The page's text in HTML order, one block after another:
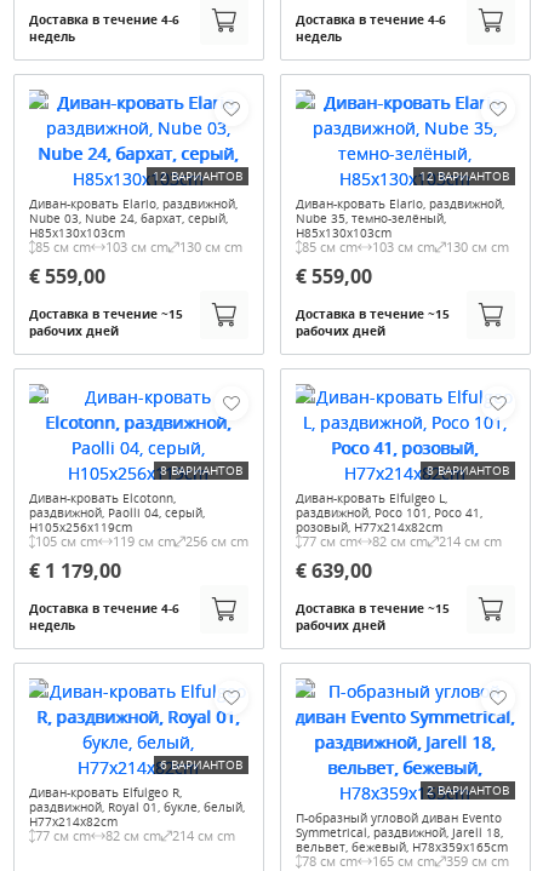
Доставка в течение 4-6
недель
Доставка в течение 4-6
недель
Диван-кровать Elario, раздвижной,
Nube 03, Nube 24, бархат, серый,
H85x130x103cm
85 см cm 103 см cm 130 см cm
€ 559,00
Доставка в течение ~15
рабочих дней
12 ВАРИАНТОВ
Диван-кровать Elario, раздвижной,
Nube 35, темно-зелёный,
H85x130x103cm
85 см cm 103 см cm 130 см cm
€ 559,00
Доставка в течение ~15
рабочих дней
12 ВАРИАНТОВ
Диван-кровать Elcotonn,
раздвижной, Paolli 04, серый,
H105x256x119cm
105 см cm 119 см cm 256 см cm
€ 1 179,00
Доставка в течение 4-6
недель
8 ВАРИАНТОВ
Диван-кровать Elfulgeo L,
раздвижной, Poco 101, Poco 41,
розовый, H77x214x82cm
77 см cm 82 см cm 214 см cm
€ 639,00
Доставка в течение ~15
рабочих дней
8 ВАРИАНТОВ
Диван-кровать Elfulgeo R,
раздвижной, Royal 01, букле, белый,
H77x214x82cm
77 см cm 82 см cm 214 см cm
6 ВАРИАНТОВ
П-образный угловой диван Evento
Symmetrical, раздвижной, Jarell 18,
вельвет, бежевый, H78x359x165cm
78 см cm 165 см cm 359 см cm
2 ВАРИАНТОВ